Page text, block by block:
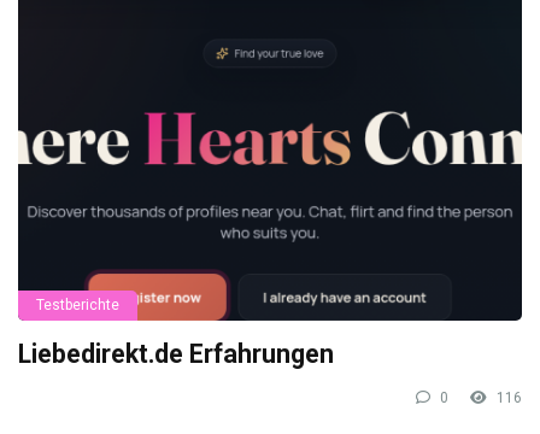
Testberichte
Liebedirekt.de Erfahrungen
0 116